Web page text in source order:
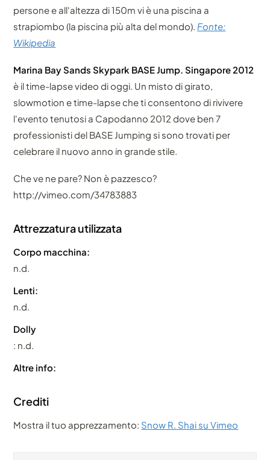
persone e all'altezza di 150m vi è una piscina a
strapiombo (la piscina più alta del mondo). Fonte:
Wikipedia
Marina Bay Sands Skypark BASE Jump. Singapore 2012
è il time-lapse video di oggi. Un misto di girato,
slowmotion e time-lapse che ti consentono di rivivere
l'evento tenutosi a Capodanno 2012 dove ben 7
professionisti del BASE Jumping si sono trovati per
celebrare il nuovo anno in grande stile.
Che ve ne pare? Non è pazzesco?
http://vimeo.com/34783883
Attrezzatura utilizzata
Corpo macchina:
n.d.
Lenti:
n.d.
Dolly
: n.d.
Altre info:
Crediti
Mostra il tuo apprezzamento: Snow R. Shai su Vimeo